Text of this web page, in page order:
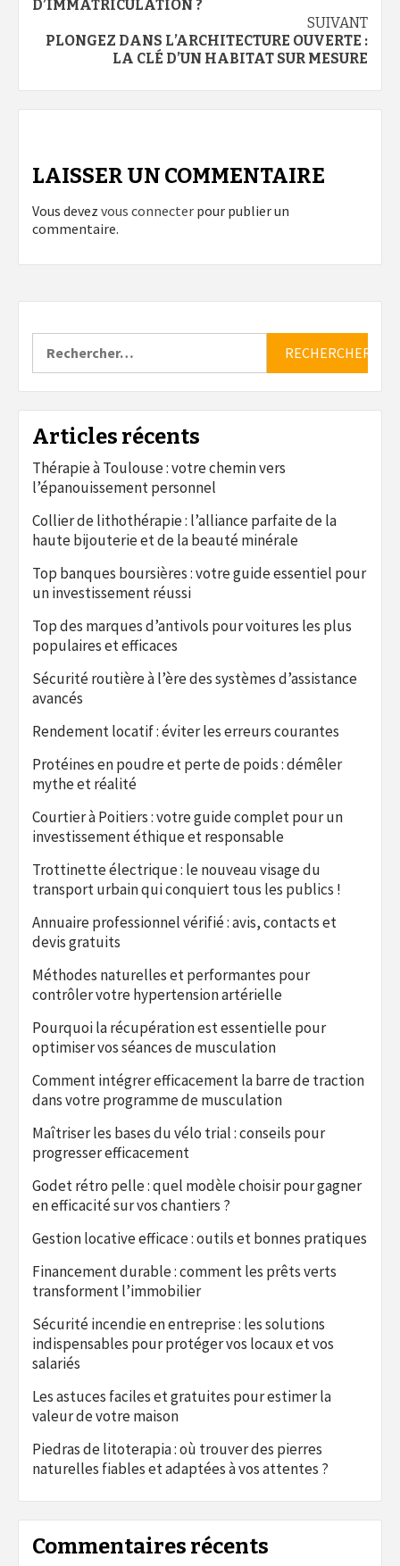
d’article
D’IMMATRICULATION ?
SUIVANT
PLONGEZ DANS L’ARCHITECTURE OUVERTE :
LA CLÉ D’UN HABITAT SUR MESURE
LAISSER UN COMMENTAIRE
Vous devez vous connecter pour publier un
commentaire.
Articles récents
Thérapie à Toulouse : votre chemin vers
l’épanouissement personnel
Collier de lithothérapie : l’alliance parfaite de la
haute bijouterie et de la beauté minérale
Top banques boursières : votre guide essentiel pour
un investissement réussi
Top des marques d’antivols pour voitures les plus
populaires et efficaces
Sécurité routière à l’ère des systèmes d’assistance
avancés
Rendement locatif : éviter les erreurs courantes
Protéines en poudre et perte de poids : démêler
mythe et réalité
Courtier à Poitiers : votre guide complet pour un
investissement éthique et responsable
Trottinette électrique : le nouveau visage du
transport urbain qui conquiert tous les publics !
Annuaire professionnel vérifié : avis, contacts et
devis gratuits
Méthodes naturelles et performantes pour
contrôler votre hypertension artérielle
Pourquoi la récupération est essentielle pour
optimiser vos séances de musculation
Comment intégrer efficacement la barre de traction
dans votre programme de musculation
Maîtriser les bases du vélo trial : conseils pour
progresser efficacement
Godet rétro pelle : quel modèle choisir pour gagner
en efficacité sur vos chantiers ?
Gestion locative efficace : outils et bonnes pratiques
Financement durable : comment les prêts verts
transforment l’immobilier
Sécurité incendie en entreprise : les solutions
indispensables pour protéger vos locaux et vos
salariés
Les astuces faciles et gratuites pour estimer la
valeur de votre maison
Piedras de litoterapia : où trouver des pierres
naturelles fiables et adaptées à vos attentes ?
Commentaires récents